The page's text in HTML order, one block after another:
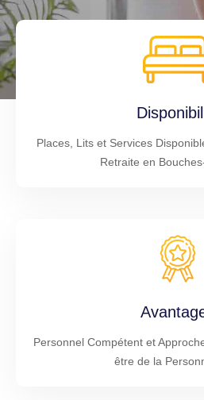
Places, Lits et Services
Retraite en
Personnel Compétent et
être de la